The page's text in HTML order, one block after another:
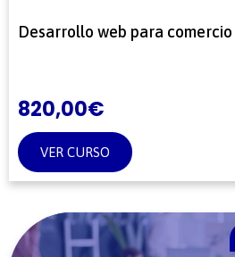
Desarrollo web para
820,00€
VER CURSO